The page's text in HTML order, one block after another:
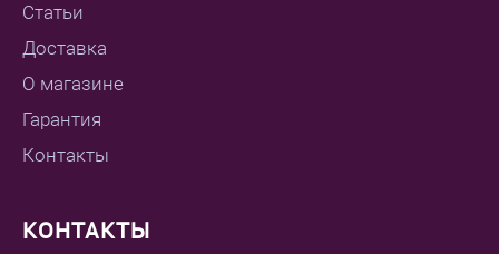
Статьи
Доставка
О магазине
Гарантия
Контакты
КОНТАКТЫ